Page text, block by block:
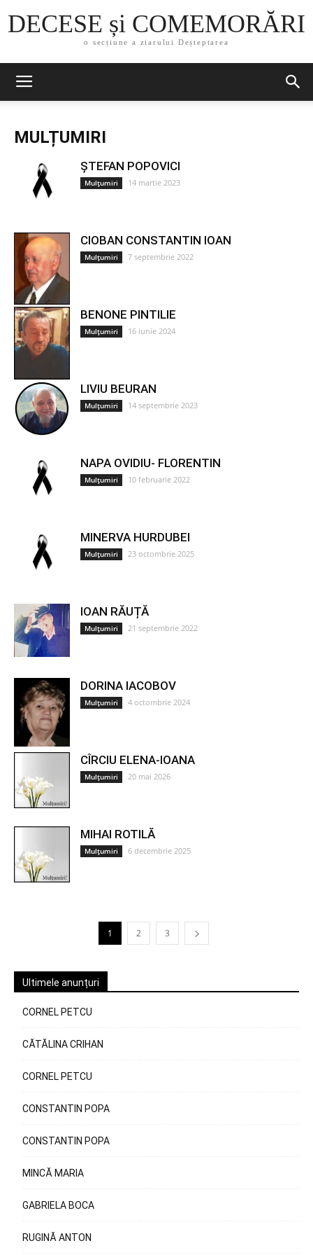
DECESE și COMEMORĂRI
o secțiune a ziarului Deșteptarea
MULȚUMIRI
ȘTEFAN POPOVICI
Mulțumiri 14 martie 2023
CIOBAN CONSTANTIN IOAN
Mulțumiri 7 septembrie 2022
BENONE PINTILIE
Mulțumiri 16 iunie 2024
LIVIU BEURAN
Mulțumiri 14 septembrie 2023
NAPA OVIDIU- FLORENTIN
Mulțumiri 10 februarie 2022
MINERVA HURDUBEI
Mulțumiri 23 octombrie 2025
IOAN RĂUȚĂ
Mulțumiri 21 septembrie 2022
DORINA IACOBOV
Mulțumiri 4 octombrie 2024
CÎRCIU ELENA-IOANA
Mulțumiri 20 mai 2026
MIHAI ROTILĂ
Mulțumiri 6 decembrie 2025
1 2 3
Ultimele anunțuri
CORNEL PETCU
CĂTĂLINA CRIHAN
CORNEL PETCU
CONSTANTIN POPA
CONSTANTIN POPA
MINCĂ MARIA
GABRIELA BOCA
RUGINĂ ANTON